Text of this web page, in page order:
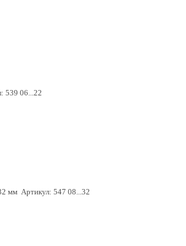
539 06...22
мм Артикул: 547 08...32